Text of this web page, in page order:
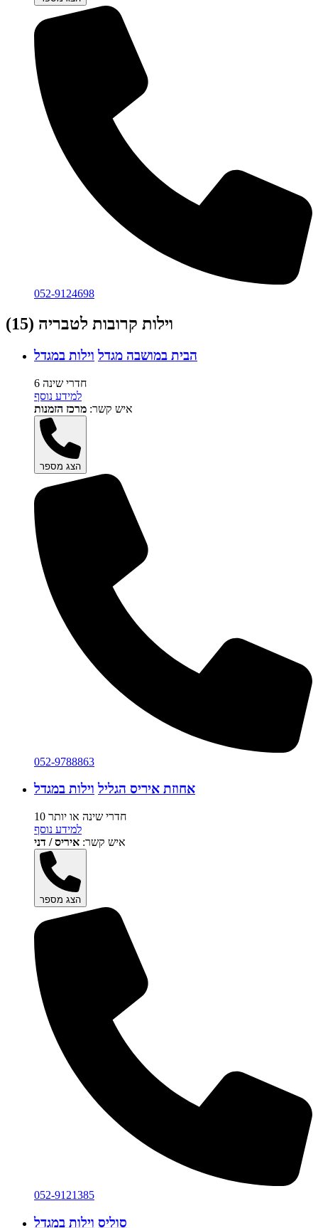
052-9124698
וילות קרובות לטבריה (15)
הבית במושבה מגדל וילות במגדל
6 חדרי שינה
למידע נוסף
איש קשר: מרכז הזמנות
הצג מספר
052-9788863
אחוזת איריס הגליל וילות במגדל
10 חדרי שינה או יותר
למידע נוסף
איש קשר: איריס / דני
הצג מספר
052-9121385
סוליס וילות במגדל